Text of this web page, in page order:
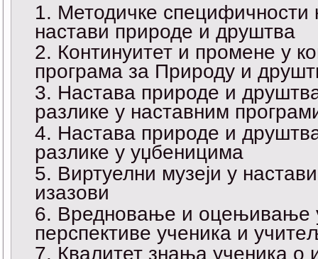
Методичке специфичности
настави природе и друштва
Континуитет и промене у
програма за Природу и
Настава природе и
разлике у наставним
Настава природе и
разлике у уџбеницима
Виртуелни музеји у
изазови
Вредновање и оцењивање
перспективе ученика и
Квалитет знања ученика о